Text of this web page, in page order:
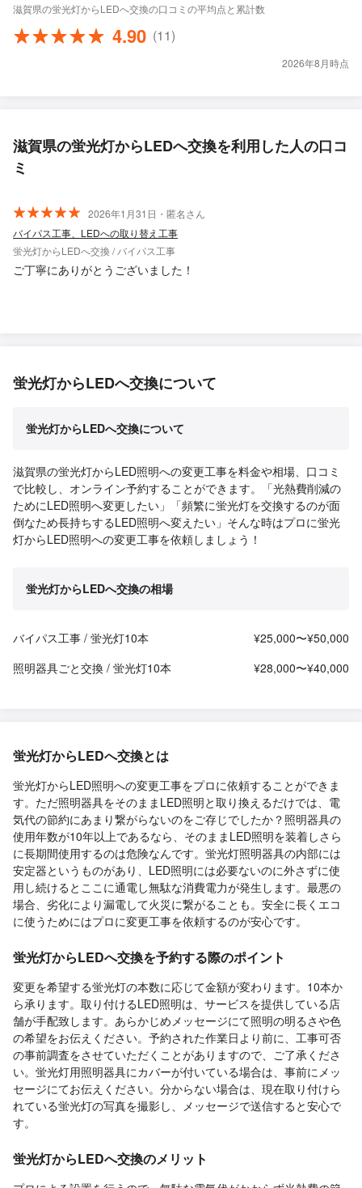
滋賀県の蛍光灯からLEDへ交換の口コミの平均点と累計数
4.90 (11)
2026年8月時点
滋賀県の蛍光灯からLEDへ交換を利用した人の口コ
ミ
2026年1月31日・匿名さん
バイパス工事、LEDへの取り替え工事
蛍光灯からLEDへ交換 / バイパス工事
ご丁寧にありがとうございました！
蛍光灯からLEDへ交換について
蛍光灯からLEDへ交換について
滋賀県の蛍光灯からLED照明への変更工事を料金や相場、口コミ
で比較し、オンライン予約することができます。「光熱費削減の
ためにLED照明へ変更したい」「頻繁に蛍光灯を交換するのが面
倒なため長持ちするLED照明へ変えたい」そんな時はプロに蛍光
灯からLED照明への変更工事を依頼しましょう！
蛍光灯からLEDへ交換の相場
バイパス工事 / 蛍光灯10本
¥25,000〜¥50,000
照明器具ごと交換 / 蛍光灯10本
¥28,000〜¥40,000
蛍光灯からLEDへ交換とは
蛍光灯からLED照明への変更工事をプロに依頼することができま
す。ただ照明器具をそのままLED照明と取り換えるだけでは、電
気代の節約にあまり繋がらないのをご存じでしたか？照明器具の
使用年数が10年以上であるなら、そのままLED照明を装着しさら
に長期間使用するのは危険なんです。蛍光灯照明器具の内部には
安定器というものがあり、LED照明には必要ないのに外さずに使
用し続けるとここに通電し無駄な消費電力が発生します。最悪の
場合、劣化により漏電して火災に繋がることも。安全に長くエコ
に使うためにはプロに変更工事を依頼するのが安心です。
蛍光灯からLEDへ交換を予約する際のポイント
変更を希望する蛍光灯の本数に応じて金額が変わります。10本か
ら承ります。取り付けるLED照明は、サービスを提供している店
舗が手配致します。あらかじめメッセージにて照明の明るさや色
の希望をお伝えください。予約された作業日より前に、工事可否
の事前調査をさせていただくことがありますので、ご了承くださ
い。蛍光灯用照明器具にカバーが付いている場合は、事前にメッ
セージにてお伝えください。分からない場合は、現在取り付けら
れている蛍光灯の写真を撮影し、メッセージで送信すると安心で
す。
蛍光灯からLEDへ交換のメリット